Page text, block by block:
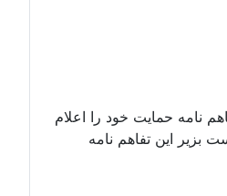
نامه حمایت خود را اعلام
امضا که دستکم ۹۰٪ درصد امضاها از درونمرز است بزیر این تفاهم نامه